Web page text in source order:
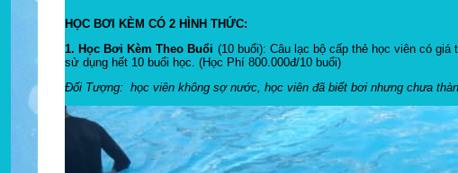
HỌC BƠI KÈM CÓ 2 HÌNH THỨC:
1. Học Bơi Kèm Theo Buổi (10 buổi): Câu lạc bộ cấp thẻ học viên có
sử dụng hết 10 buổi học. (Học Phí 800.000đ/10 buổi)
Đối Tượng: học viên không sợ nước, học viên đã biết bơi nhưng chưa